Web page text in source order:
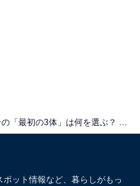
気が目立ったのは、
。「アニメのモクロ
性）」「ビジュアルが
ット情報など、暮らしがもっ